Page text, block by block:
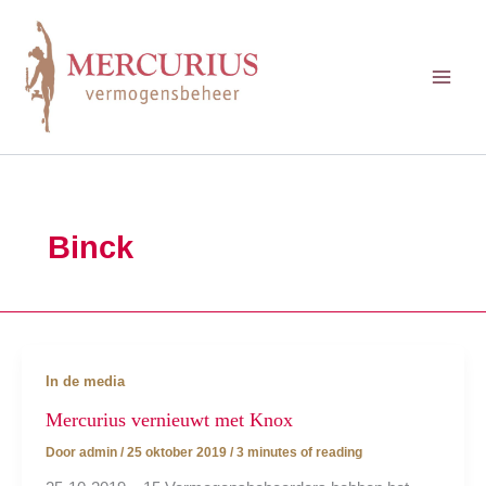
inhoud
Binck
In de media
Mercurius vernieuwt met Knox
Door admin / 25 oktober 2019 / 3 minutes of reading